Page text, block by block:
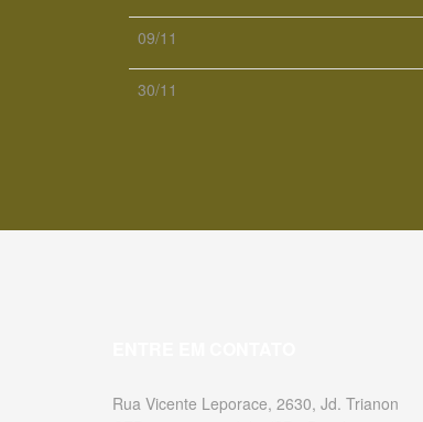
09/11
30/11
Rua Vicente Leporace, 2630, Jd. Trianon